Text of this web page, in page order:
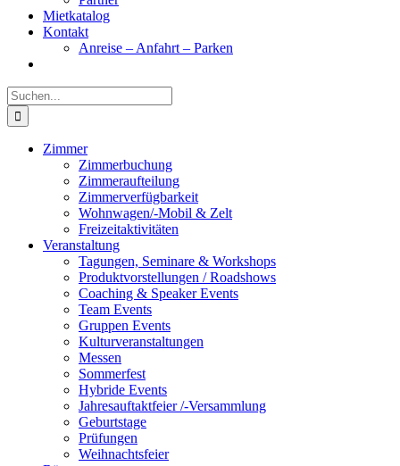
Mietkatalog
Kontakt
Anreise – Anfahrt – Parken
Suche
nach:
Zimmer
Zimmerbuchung
Zimmeraufteilung
Zimmerverfügbarkeit
Wohnwagen/-Mobil & Zelt
Freizeitaktivitäten
Veranstaltung
Tagungen, Seminare & Workshops
Produktvorstellungen / Roadshows
Coaching & Speaker Events
Team Events
Gruppen Events
Kulturveranstaltungen
Messen
Sommerfest
Hybride Events
Jahresauftaktfeier /-Versammlung
Geburtstage
Prüfungen
Weihnachtsfeier